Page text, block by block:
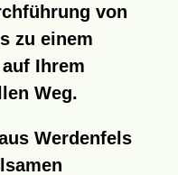
von
zu einem
Ihrem
Weg.
Werdenfels